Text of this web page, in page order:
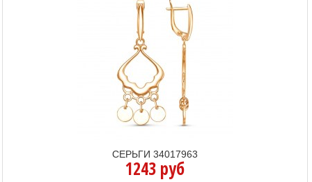
СЕРЬГИ 34017963
1243 руб